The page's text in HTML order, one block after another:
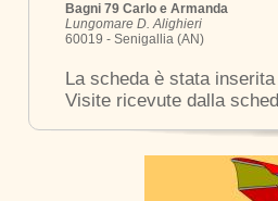
Bagni 79 Carlo e Armanda
Lungomare D. Alighieri
60019 - Senigallia (AN)
La scheda è stata
Visite ricevute dalla